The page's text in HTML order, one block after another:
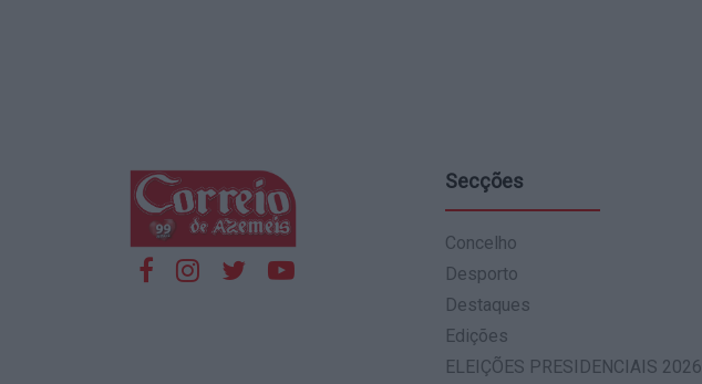
Secções
Concelho
Desporto
Destaques
Edições
ELEIÇÕES PRESIDENCIAIS 2026